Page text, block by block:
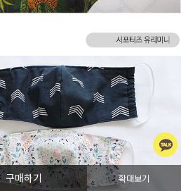
구매하기 확대보기